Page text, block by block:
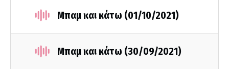
Μπαμ και κάτω (01/10/2021)
Μπαμ και κάτω (30/09/2021)